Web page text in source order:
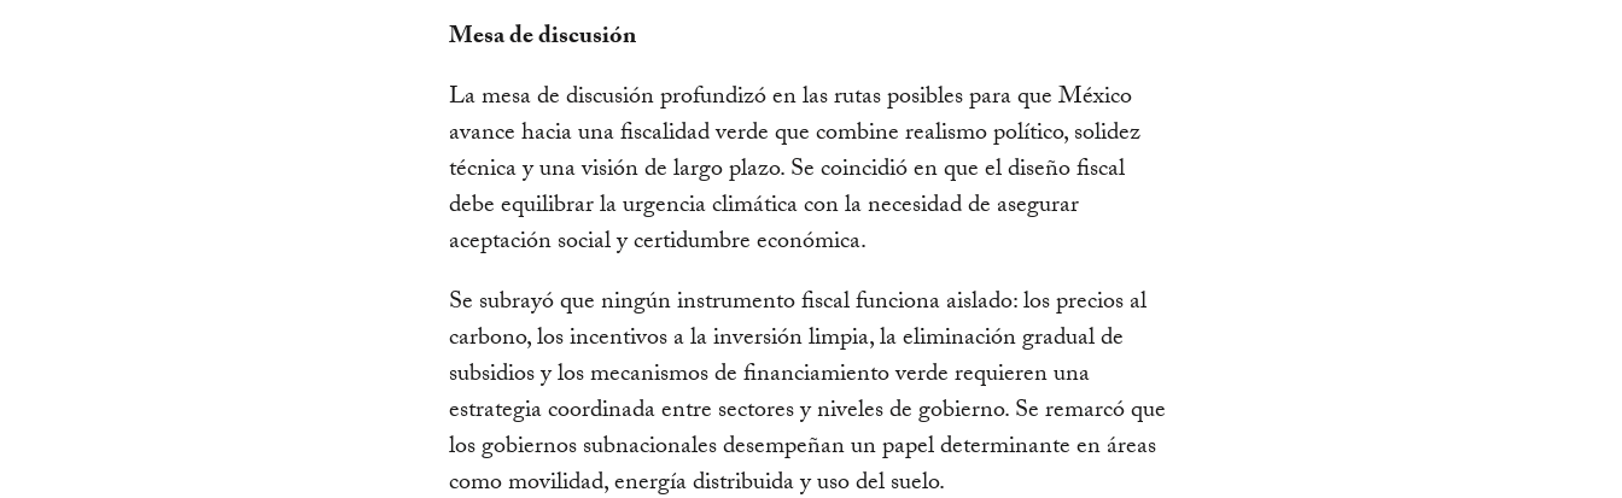
Mesa de discusión
La mesa de discusión profundizó en las rutas posibles para que México
avance hacia una fiscalidad verde que combine realismo político, solidez
técnica y una visión de largo plazo. Se coincidió en que el diseño fiscal
debe equilibrar la urgencia climática con la necesidad de asegurar
aceptación social y certidumbre económica.
Se subrayó que ningún instrumento fiscal funciona aislado: los precios al
carbono, los incentivos a la inversión limpia, la eliminación gradual de
subsidios y los mecanismos de financiamiento verde requieren una
estrategia coordinada entre sectores y niveles de gobierno. Se remarcó que
los gobiernos subnacionales desempeñan un papel determinante en áreas
como movilidad, energía distribuida y uso del suelo.